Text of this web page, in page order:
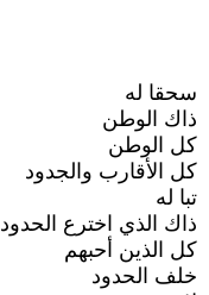
سحقا له
ذاك الوطن
كل الوطن
كل الأقارب والجدود
تبا له
ذاك الذي اخترع الحدود
كل الذين أحبهم
خلف الحدود